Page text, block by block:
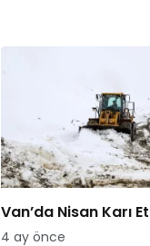
Van’da Nisan Karı
4 ay önce